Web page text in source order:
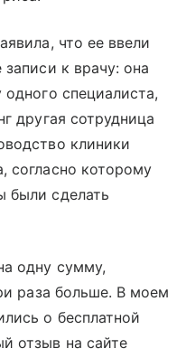
что ее ввели
к врачу: она
специалиста,
другая сотрудница
клиники
согласно которому
были сделать
одну сумму,
раза больше. В моем
о бесплатной
отзыв на сайте